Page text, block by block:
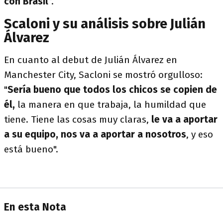
Scaloni y su análisis sobre Julián
Álvarez
En cuanto al debut de Julián Álvarez en
Manchester City, Sacloni se mostró orgulloso:
"Sería bueno que todos los chicos se copien de
él, la manera en que trabaja, la humildad que
tiene. Tiene las cosas muy claras, le va a aportar
a su equipo, nos va a aportar a nosotros, y eso
está bueno".
En esta Nota